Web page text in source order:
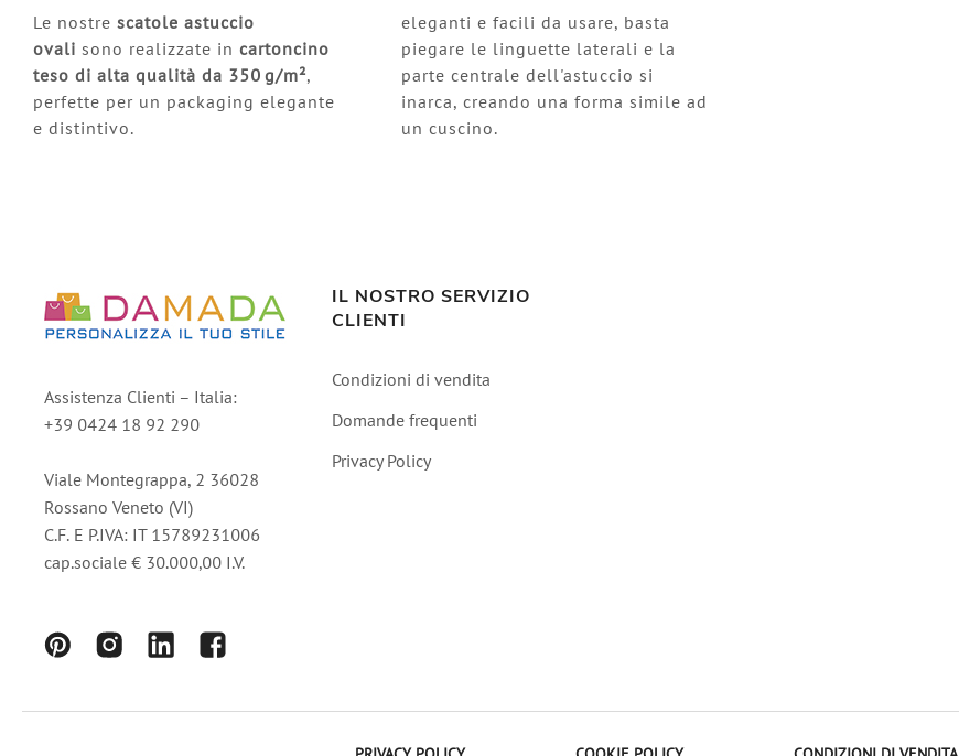
Le nostre scatole astuccio
ovali sono realizzate in cartoncino
teso di alta qualità da 350 g/m²,
perfette per un packaging elegante
e distintivo.
eleganti e facili da usare, basta
piegare le linguette laterali e la
parte centrale dell'astuccio si
inarca, creando una forma simile ad
un cuscino.
Assistenza Clienti – Italia:
+39 0424 18 92 290
Viale Montegrappa, 2 36028
Rossano Veneto (VI)
C.F. E P.IVA: IT 15789231006
cap.sociale € 30.000,00 I.V.
IL NOSTRO SERVIZIO
CLIENTI
Condizioni di vendita
Domande frequenti
Privacy Policy